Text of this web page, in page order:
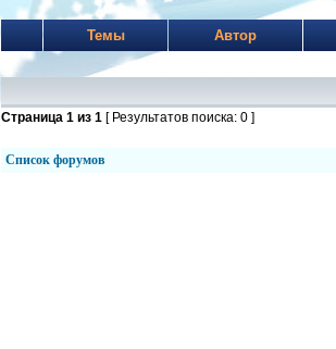
Темы Автор
Страница 1 из 1 [ Результатов поиска: 0 ]
Список форумов